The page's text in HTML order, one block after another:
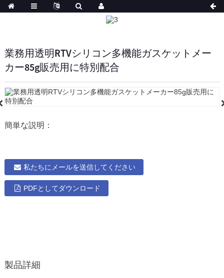
業務用透明RTVシリコン多機能ガスケットメー
カー85g販売用に特別配合
簡単な説明：
私たちにメールを送信してください
PDFとしてダウンロード
製品詳細